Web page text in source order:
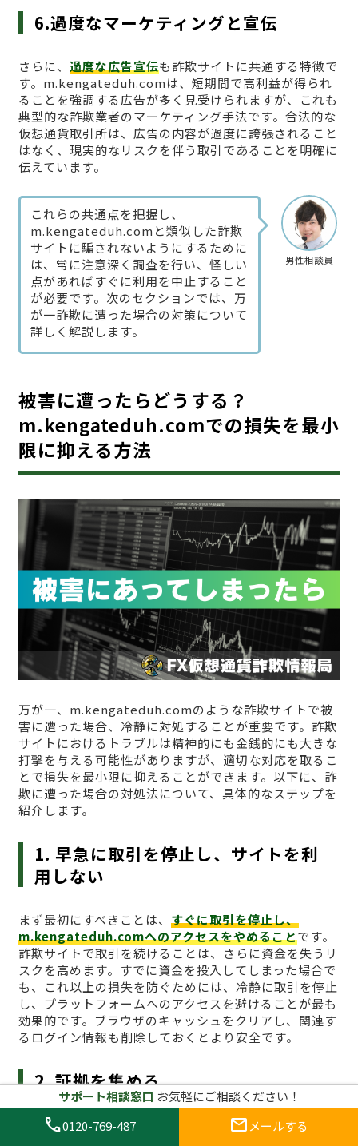
6.過度なマーケティングと宣伝
さらに、 過度な広告宣伝も詐欺サイトに共通する特徴で
す。m.kengateduh.comは、短期間で高利益が得られ
ることを強調する広告が多く見受けられますが、これも
典型的な詐欺業者のマーケティング手法です。合法的な
仮想通貨取引所は、広告の内容が過度に誇張されること
はなく、現実的なリスクを伴う取引であることを明確に
伝えています。
男性相談員
これらの共通点を把握し、
m.kengateduh.comと類似した詐欺
サイトに騙されないようにするために
は、常に注意深く調査を行い、怪しい
点があればすぐに利用を中止すること
が必要です。次のセクションでは、万
が一詐欺に遭った場合の対策について
詳しく解説します。
被害に遭ったらどうする？
m.kengateduh.comでの損失を最小
限に抑える方法
万が一、m.kengateduh.comのような詐欺サイトで被
害に遭った場合、冷静に対処することが重要です。詐欺
サイトにおけるトラブルは精神的にも金銭的にも大きな
打撃を与える可能性がありますが、適切な対応を取るこ
とで損失を最小限に抑えることができます。以下に、詐
欺に遭った場合の対処法について、具体的なステップを
紹介します。
1. 早急に取引を停止し、サイトを利
用しない
まず最初にすべきことは、 すぐに取引を停止し、
m.kengateduh.comへのアクセスをやめることです。
詐欺サイトで取引を続けることは、さらに資金を失うリ
スクを高めます。すでに資金を投入してしまった場合で
も、これ以上の損失を防ぐためには、冷静に取引を停止
し、プラットフォームへのアクセスを避けることが最も
効果的です。ブラウザのキャッシュをクリアし、関連す
るログイン情報も削除しておくとより安全です。
2. 証拠を集める
詐欺に遭った場合、証拠を集めることが非常に重要
サポート相談窓口 お気軽にご相談ください！
call0120-769-487 mail メールする